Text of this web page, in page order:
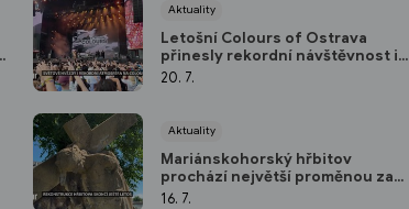
Aktuality
Letošní Colours of Ostrava
přinesly rekordní návštěvnost i
nezapomenutelné koncerty
20. 7.
Aktuality
Mariánskohorský hřbitov
prochází největší proměnou za
desítky let. Skončit má ještě
16. 7.